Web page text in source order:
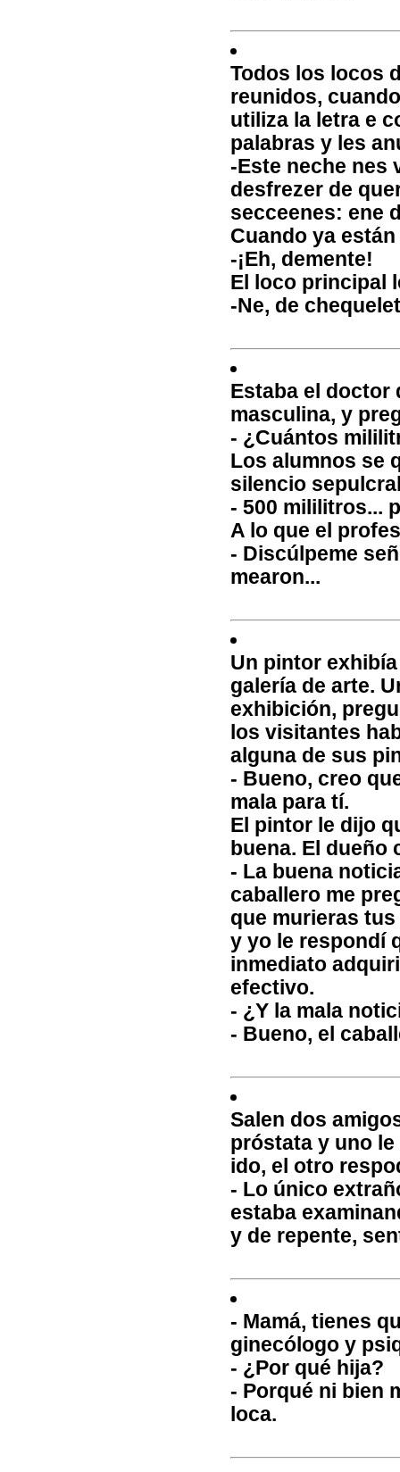
Todos los locos
reunidos,
utiliza la letra e
palabras y les
-Este neche nes
desfrezer de
secceenes: ene
Cuando ya
-¡Eh, demente!
El loco principal
-Ne, de
Estaba el doctor
masculina, y
- ¿Cuántos
Los alumnos se
silencio
- 500 mililitros...
A lo que el
- Discúlpeme
mearon...
Un pintor
galería de arte.
exhibición,
los visitantes
alguna de sus
- Bueno, creo
mala para tí.
El pintor le dijo
buena. El dueño
- La buena
caballero me
que murieras
y yo le respondí
inmediato
efectivo.
- ¿Y la mala
- Bueno, el
Salen dos
próstata y uno
ido, el otro
- Lo único
estaba
y de repente,
- Mamá, tienes
ginecólogo y
- ¿Por qué hija?
- Porqué ni bien
loca.